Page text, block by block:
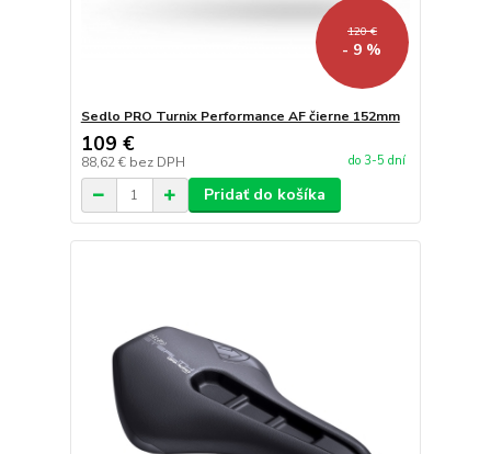
120 €
- 9 %
Sedlo PRO Turnix Performance AF čierne 152mm
109 €
88,62 € bez DPH do 3-5 dní
Pridať do košíka